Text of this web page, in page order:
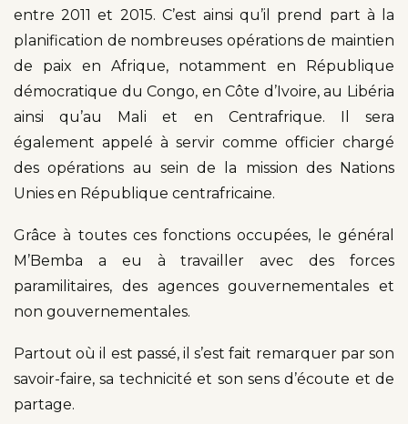
entre 2011 et 2015. C’est ainsi qu’il prend part à la
planification de nombreuses opérations de maintien
de paix en Afrique, notamment en République
démocratique du Congo, en Côte d’Ivoire, au Libéria
ainsi qu’au Mali et en Centrafrique. Il sera
également appelé à servir comme officier chargé
des opérations au sein de la mission des Nations
Unies en République centrafricaine.
Grâce à toutes ces fonctions occupées, le général
M’Bemba a eu à travailler avec des forces
paramilitaires, des agences gouvernementales et
non gouvernementales.
Partout où il est passé, il s’est fait remarquer par son
savoir-faire, sa technicité et son sens d’écoute et de
partage.